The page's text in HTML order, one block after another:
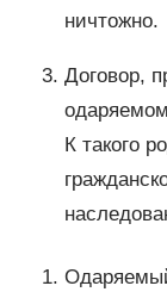
ничтожно.
Договор,
К такого